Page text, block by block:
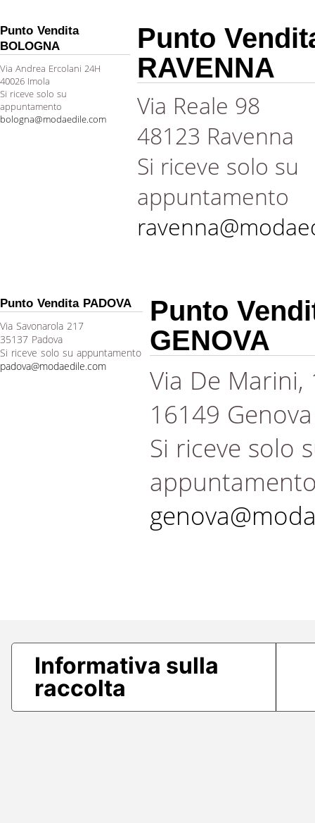
Punto Vendita
BOLOGNA
Via Andrea Ercolani 24H
40026 Imola
Si riceve solo su
appuntamento
bologna@modaedile.com
Punto
RAVENNA
Via Reale 98
48123 Ravenna
Si riceve solo su
appuntamento
Punto Vendita PADOVA
Via Savonarola 217
35137 Padova
Si riceve solo su appuntamento
padova@modaedile.com
Punto
GENOVA
Via De Marini,
16149 Genova
Si riceve solo
Informativa sulla
raccolta